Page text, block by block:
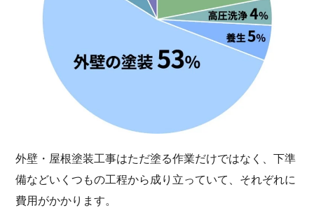
外壁・屋根塗装工事はただ塗る作業だけではなく、下準
備などいくつもの工程から成り立っていて、それぞれに
費用がかかります。